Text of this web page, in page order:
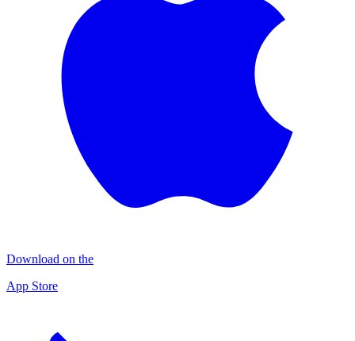
Download on the
App Store